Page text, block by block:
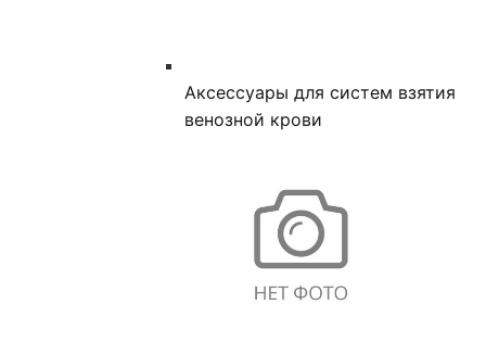
Аксессуары для систем взятия
венозной крови